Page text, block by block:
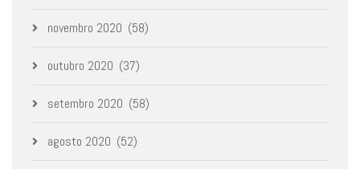
novembro 2020 (58)
outubro 2020 (37)
setembro 2020 (58)
agosto 2020 (52)